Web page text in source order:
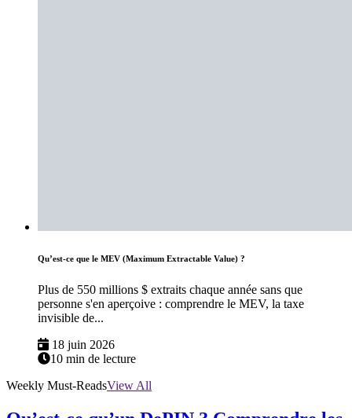
Qu’est-ce que le MEV (Maximum Extractable Value) ?
Plus de 550 millions $ extraits chaque année sans que
personne s'en aperçoive : comprendre le MEV, la taxe
invisible de...
18 juin 2026
10 min de lecture
Weekly Must-ReadsView All